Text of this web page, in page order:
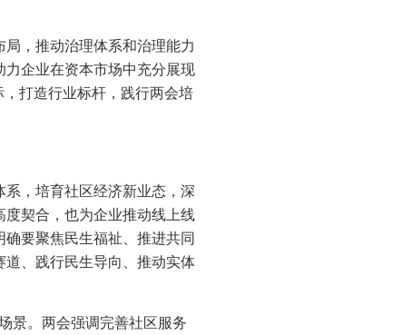
，推动治理体系和治理能力
企业在资本市场中充分展现
打造行业标杆，践行两会培
，培育社区经济新业态，深
度契合，也为企业推动线上线
要聚焦民生福祉、推进共同
、践行民生导向、推动实体
景。两会强调完善社区服务